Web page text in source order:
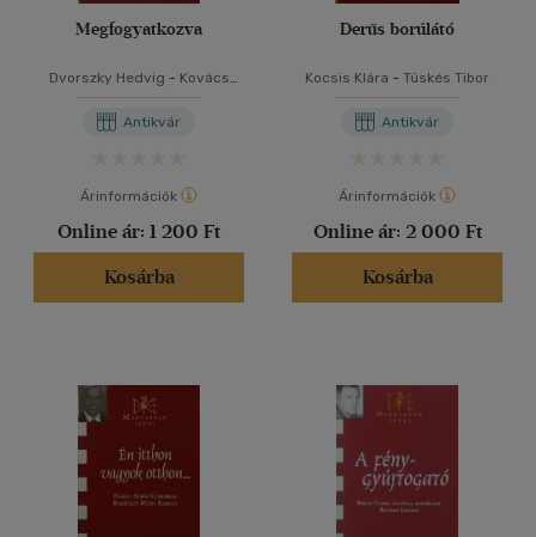
Megfogyatkozva
Dvorszky Hedvig - Kovács
Antikvár
Árinformációk
Online ár: 1 200 Ft
Kosárba
Derűs borúlátó
Kocsis Klára - Tüskés Tibor
Antikvár
Árinformációk
Online ár: 2 000 Ft
Kosárba